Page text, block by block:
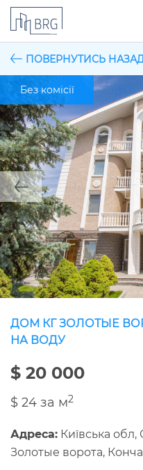
ПОВЕРНУТИСЬ
Без комісії
ДОМ КГ ЗОЛОТЫЕ
НА ВОДУ
$ 20 000
$ 24 за м2
Адреса: Київська обл,
Золотые ворота,